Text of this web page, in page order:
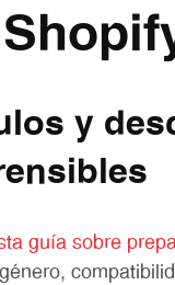
y
guía sobre